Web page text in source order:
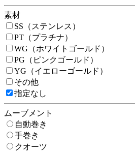
素材
SS（ステンレス）
PT（プラチナ）
WG（ホワイトゴールド）
PG（ピンクゴールド）
YG（イエローゴールド）
その他
指定なし
ムーブメント
自動巻き
手巻き
クオーツ